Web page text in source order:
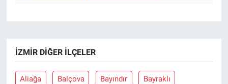
İZMIR DIĞER İLÇELER
Aliağa Balçova Bayındır Bayraklı